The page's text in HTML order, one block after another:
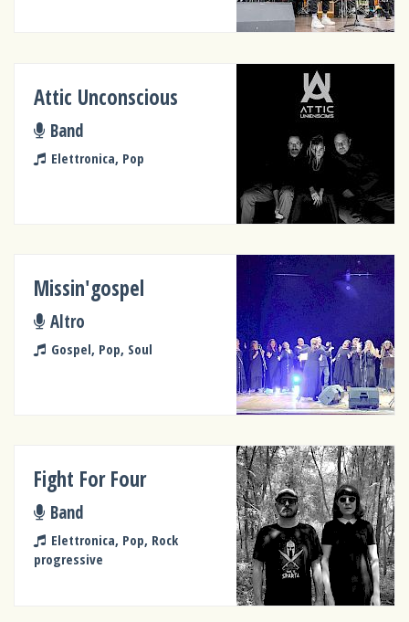
Attic Unconscious
Band
Elettronica, Pop
Missin'gospel
Altro
Gospel, Pop, Soul
Fight For Four
Band
Elettronica, Pop, Rock
progressive